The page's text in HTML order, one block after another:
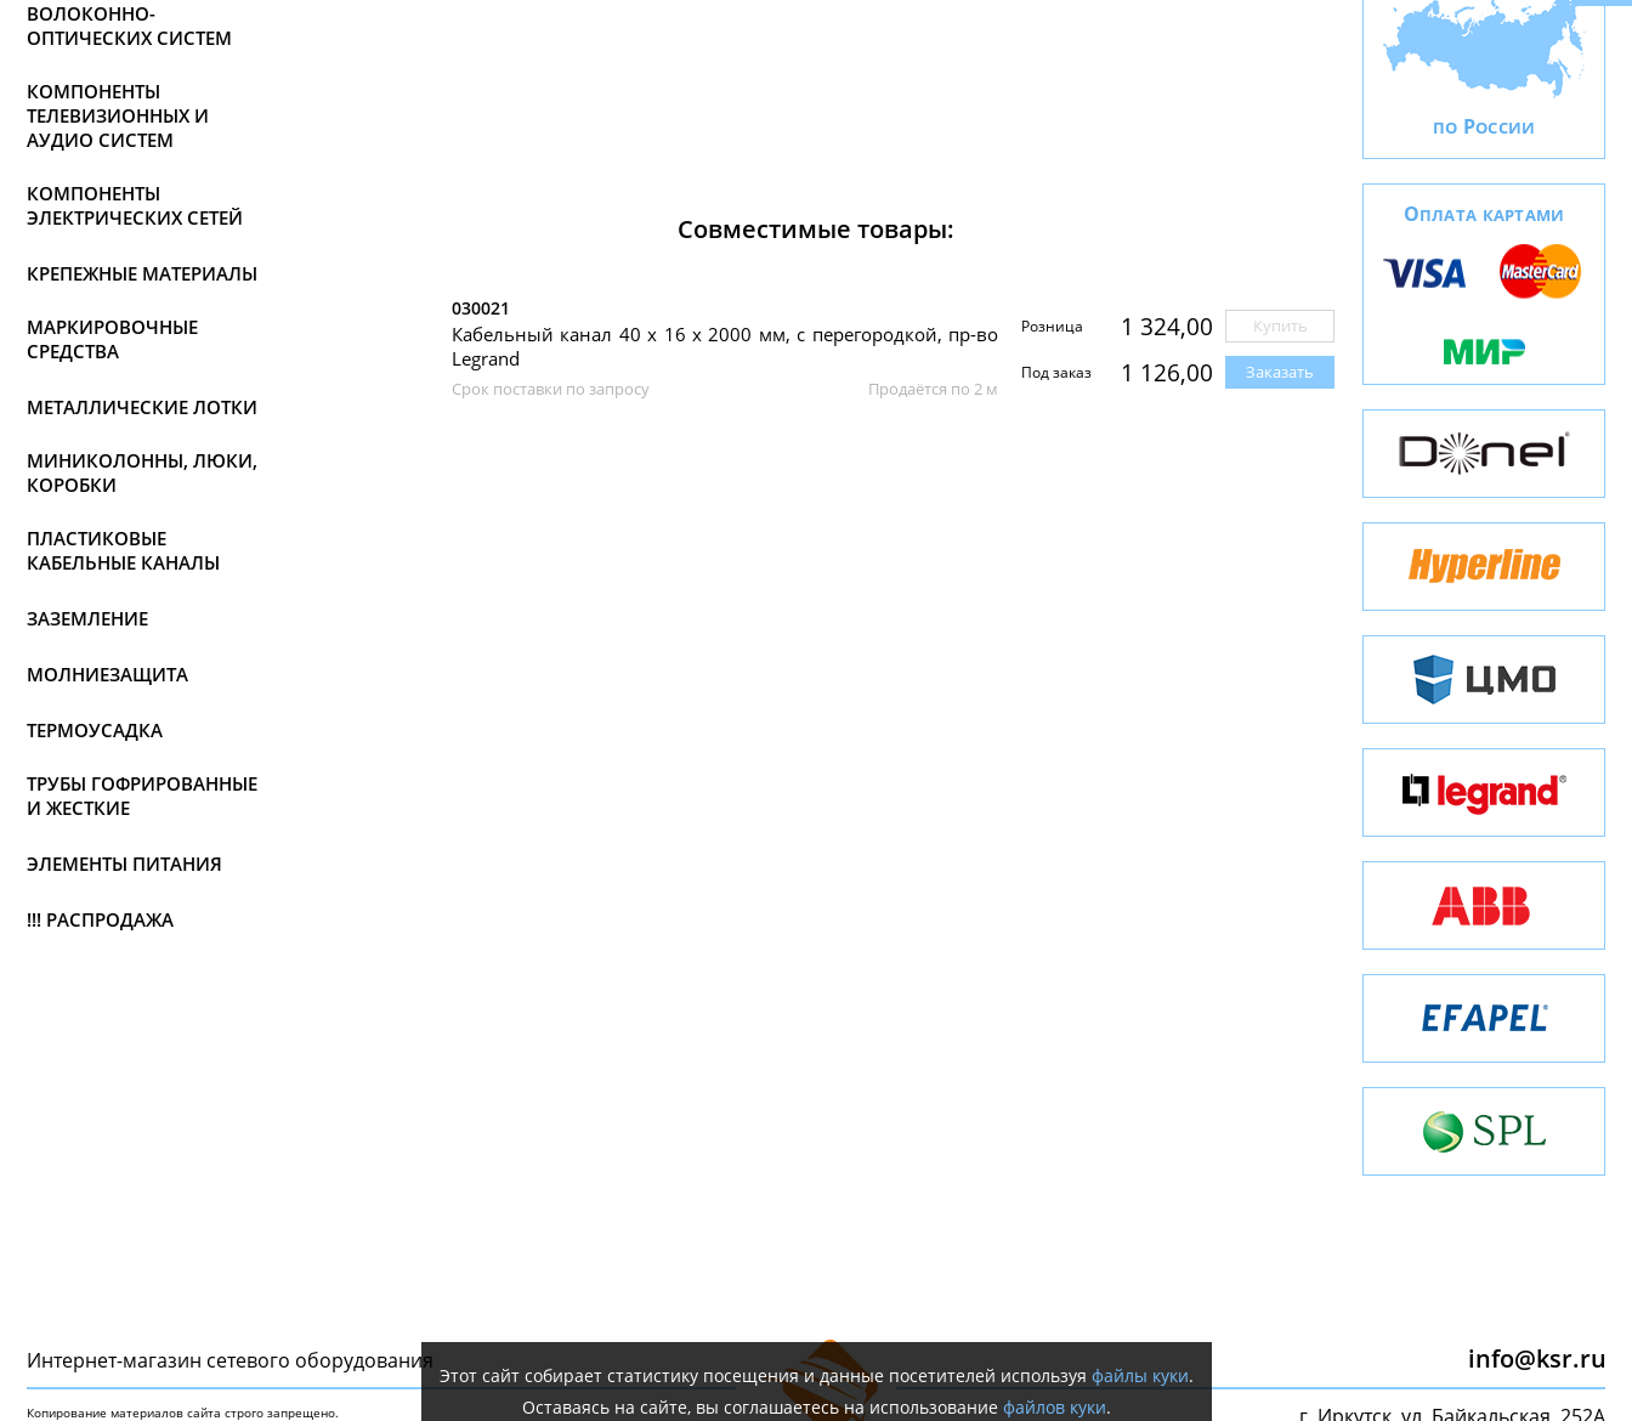
ВОЛОКОННО-
ОПТИЧЕСКИХ СИСТЕМ
КОМПОНЕНТЫ
ТЕЛЕВИЗИОННЫХ И
АУДИО СИСТЕМ
КОМПОНЕНТЫ
ЭЛЕКТРИЧЕСКИХ СЕТЕЙ
КРЕПЕЖНЫЕ МАТЕРИАЛЫ
МАРКИРОВОЧНЫЕ
СРЕДСТВА
МЕТАЛЛИЧЕСКИЕ ЛОТКИ
МИНИКОЛОННЫ, ЛЮКИ,
КОРОБКИ
ПЛАСТИКОВЫЕ
КАБЕЛЬНЫЕ КАНАЛЫ
ЗАЗЕМЛЕНИЕ
МОЛНИЕЗАЩИТА
ТЕРМОУСАДКА
ТРУБЫ ГОФРИРОВАННЫЕ
И ЖЕСТКИЕ
ЭЛЕМЕНТЫ ПИТАНИЯ
!!! РАСПРОДАЖА
Совместимые товары:
030021
Кабельный канал 40 х 16 x 2000 мм, с перегородкой, пр-во
Legrand
Срок поставки по запросу Продаётся по 2 м
Розница 1 324,00 Купить
Под заказ 1 126,00 Заказать
ПО РОССИИ
ОПЛАТА КАРТАМИ
Интернет-магазин сетeвого оборудования
Копирование материалов сайта строго запрещено.
info@ksr.ru
Этот сайт собирает статистику посещения и данные посетителей используя файлы куки.
Оставаясь на сайте, вы соглашаетесь на использование файлов куки.